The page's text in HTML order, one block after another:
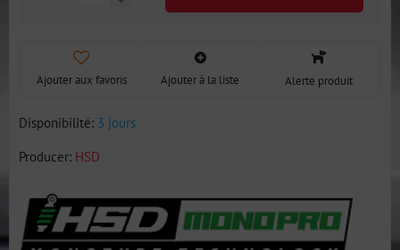
Ajouter aux favoris Ajouter à la liste Alerte produit
Disponibilité: 3 jours
Producer: HSD